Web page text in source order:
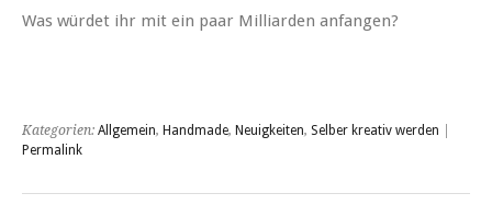
Was würdet ihr mit ein paar Milliarden anfangen?
Kategorien: Allgemein, Handmade, Neuigkeiten, Selber kreativ werden
Permalink